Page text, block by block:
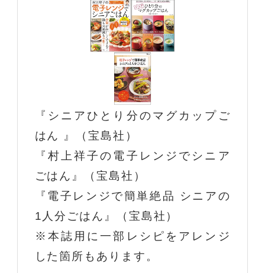
『シニアひとり分のマグカップご
はん 』（宝島社）
『村上祥子の電子レンジでシニア
ごはん』（宝島社）
『電子レンジで簡単絶品 シニアの
1人分ごはん』（宝島社）
※本誌用に一部レシピをアレンジ
した箇所もあります。